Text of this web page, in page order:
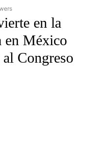
- CNN" TO RECEIVE
en la
en México
Congreso